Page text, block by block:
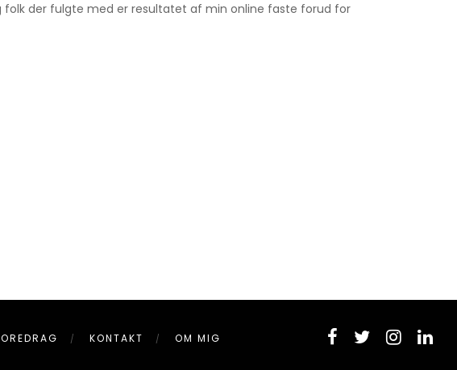
der fulgte med er resultatet af min online faste forud for
KONTAKT OM MIG